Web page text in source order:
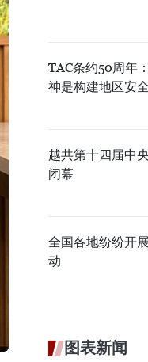
TAC条约50周年
神是构建地区安
越共第十四届中
闭幕
全国各地纷纷开
动
图表新闻